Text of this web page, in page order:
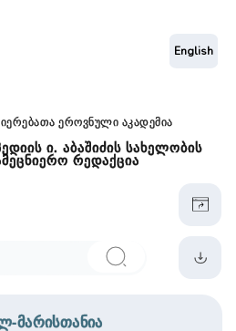
ეროვნული აკადემია
ი. აბაშიძის სახელობის
რედაქცია
English
მარისთანია